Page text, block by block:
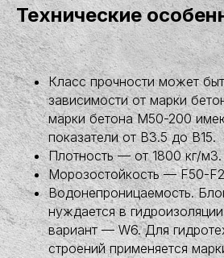
Технические
Класс прочности может
зависимости от марки
марки бетона М50-200
показатели от В3.5 до B15.
Плотность — от 1800 кг/м3.
Морозостойкость — F50-
Водонепроницаемость.
нуждается в
вариант — W6. Для
строений применяется